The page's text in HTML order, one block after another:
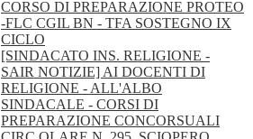
CORSO DI PREPARAZIONE PROTEO
-FLC CGIL BN - TFA SOSTEGNO IX
CICLO
[SINDACATO INS. RELIGIONE -
SAIR NOTIZIE] AI DOCENTI DI
RELIGIONE - ALL'ALBO
SINDACALE - CORSI DI
PREPARAZIONE CONCORSUALI